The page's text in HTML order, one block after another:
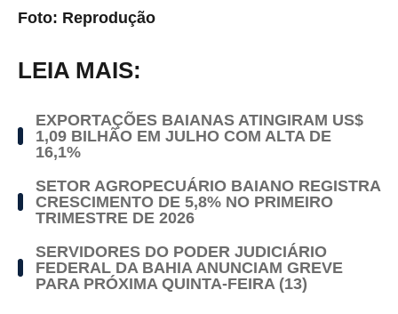
Foto: Reprodução
LEIA MAIS:
EXPORTAÇÕES BAIANAS ATINGIRAM US$
1,09 BILHÃO EM JULHO COM ALTA DE
16,1%
SETOR AGROPECUÁRIO BAIANO REGISTRA
CRESCIMENTO DE 5,8% NO PRIMEIRO
TRIMESTRE DE 2026
SERVIDORES DO PODER JUDICIÁRIO
FEDERAL DA BAHIA ANUNCIAM GREVE
PARA PRÓXIMA QUINTA-FEIRA (13)